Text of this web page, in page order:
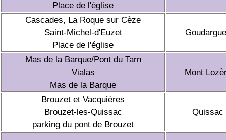
Place de l'église
Cascades, La Roque sur Cèze
Saint-Michel-d'Euzet
Place de l'église
Mas de la Barque/Pont du Tarn
Vialas
Mas de la Barque
Mont
Brouzet et Vacquières
Brouzet-les-Quissac
parking du pont de Brouzet
Quissac